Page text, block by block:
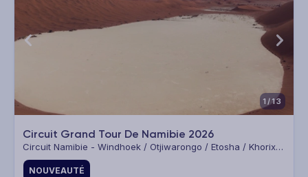
1/13
Circuit Grand Tour De Namibie 2026
Circuit Namibie - Windhoek / Otjiwarongo / Etosha / Khorixas
/ Swakopmund / Namib Naukluft / Namib / Naukluft
NOUVEAUTÉ